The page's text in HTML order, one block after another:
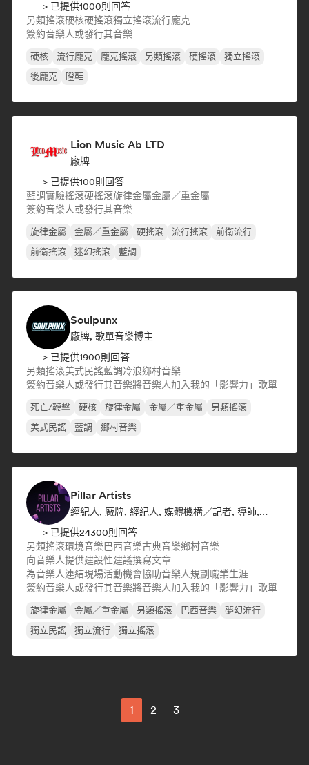
> 已提供1000則回答
另類搖滾硬核硬搖滾獨立搖滾流行龐克
簽約音樂人或發行其音樂
硬核 流行龐克 龐克搖滾 另類搖滾 硬搖滾
獨立搖滾
後龐克
瞪鞋
Lion Music Ab LTD
廠牌
> 已提供100則回答
藍調實驗搖滾硬搖滾旋律金屬金屬／重金屬
簽約音樂人或發行其音樂
旋律金屬 金屬／重金屬 硬搖滾 流行搖滾
前衛流行
前衛搖滾
迷幻搖滾 藍調
Soulpunx
廠牌, 歌單音樂博主
> 已提供1900則回答
另類搖滾美式民謠藍調冷浪鄉村音樂
簽約音樂人或發行其音樂將音樂人加入我的「影響力」歌單
死亡/鞭擊 硬核 旋律金屬 金屬／重金屬
另類搖滾
美式民謠
藍調 鄉村音樂
Pillar Artists
經紀人, 廠牌, 經紀人, 媒體機構／記者, 導師, 歌單音樂博主
> 已提供24300則回答
另類搖滾環境音樂巴西音樂古典音樂鄉村音樂
向音樂人提供建設性建議撰寫文章
為音樂人連結現場活動機會協助音樂人規劃職業生涯
簽約音樂人或發行其音樂將音樂人加入我的「影響力」歌單
旋律金屬 金屬／重金屬 另類搖滾 巴西音樂
夢幻流行
獨立民謠
獨立流行 獨立搖滾
1 2 3